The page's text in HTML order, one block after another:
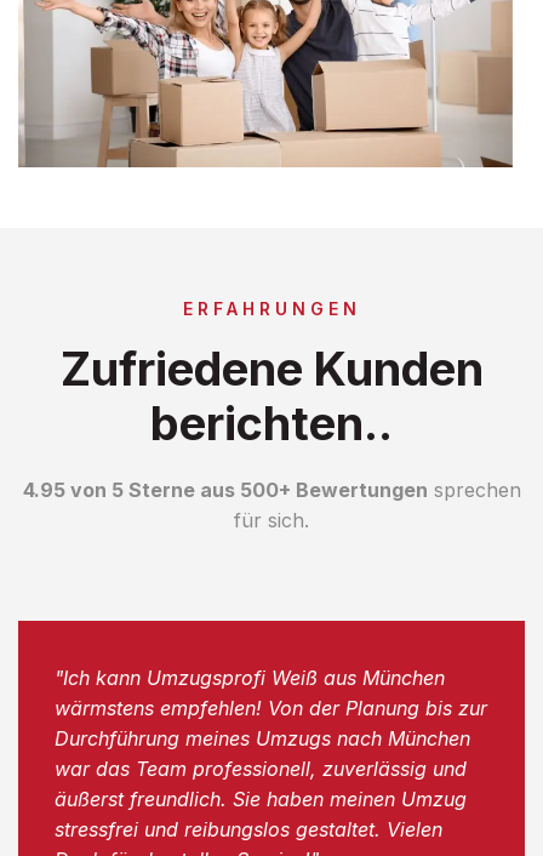
ERFAHRUNGEN
Zufriedene Kunden
berichten..
4.95 von 5 Sterne aus 500+ Bewertungen sprechen
für sich.
"Ich kann Umzugsprofi Weiß aus München
wärmstens empfehlen! Von der Planung bis zur
Durchführung meines Umzugs nach München
war das Team professionell, zuverlässig und
äußerst freundlich. Sie haben meinen Umzug
stressfrei und reibungslos gestaltet. Vielen